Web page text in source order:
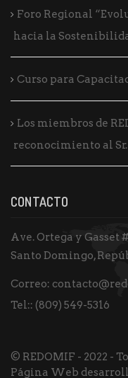
Foro Regional
hacia la
Curso para
Los miembros de
reconocimiento al
CONTACTO
Ave. Ortega y
Santo Domingo,
Correo:
Tel:: (809) 549-5316
© REDOMIF - 2022 -
Página Web